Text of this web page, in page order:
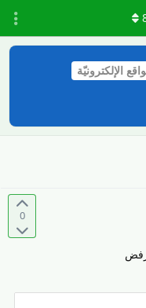
الإلكترونيّة
0